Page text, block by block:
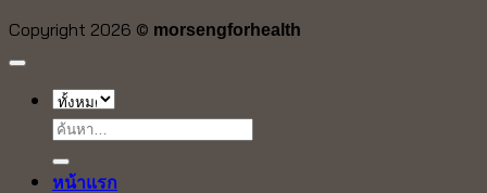
Copyright 2026 © morsengforhealth
ค้นหา:
หน้าแรก